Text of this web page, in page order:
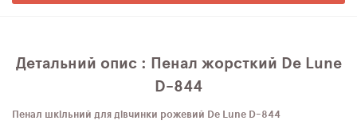
Детальний опис : Пенал жорсткий De Lune
D-844
Пенал шкільний для дівчинки рожевий De Lune D-844